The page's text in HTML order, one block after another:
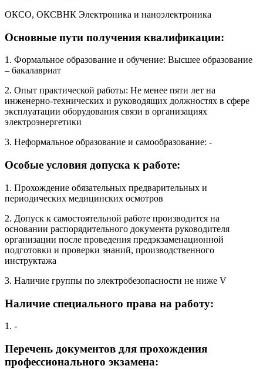
ОКСО, ОКСВНК Электроника и наноэлектроника
Основные пути получения квалификации:
1. Формальное образование и обучение: Высшее образование
– бакалавриат
2. Опыт практической работы: Не менее пяти лет на
инженерно-технических и руководящих должностях в сфере
эксплуатации оборудования связи в организациях
электроэнергетики
3. Неформальное образование и самообразование: -
Особые условия допуска к работе:
1. Прохождение обязательных предварительных и
периодических медицинских осмотров
2. Допуск к самостоятельной работе производится на
основании распорядительного документа руководителя
организации после проведения предэкзаменационной
подготовки и проверки знаний, производственного
инструктажа
3. Наличие группы по электробезопасности не ниже V
Наличие специального права на работу:
1. -
Перечень документов для прохождения
профессионального экзамена: